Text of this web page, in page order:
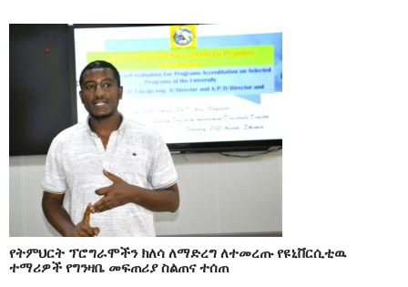
የትምህርት ፕሮግራሞችን ክለሳ ለማድረግ ለተመረጡ የዩኒቨርሲቲዉ
ተማሪዎች የግንዛቤ መፍጠሪያ ስልጠና ተሰጠ
on
የትምህርት
ፕሮግራሞችን
ክለሳ
ለማድረግ
ለተመረጡ
የዩኒቨርሲቲዉ
መፍጠሪያ
ስልጠና
ተሰጠ